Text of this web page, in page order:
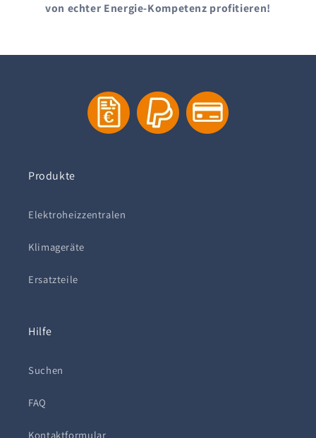
von echter Energie-Kompetenz profitieren!
Produkte
Elektroheizzentralen
Klimageräte
Ersatzteile
Hilfe
Suchen
FAQ
Kontaktformular